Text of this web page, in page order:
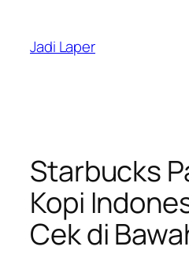
content
Jadi Laper
Starbucks
Kopi
Cek di